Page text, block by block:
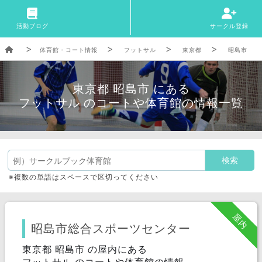
活動ブログ サークル登録
体育館・コート情報 フットサル 東京都 昭島市
東京都 昭島市 にある
フットサル のコートや体育館の情報一覧
※複数の単語はスペースで区切ってください
屋内
昭島市総合スポーツセンター
東京都 昭島市 の屋内にある